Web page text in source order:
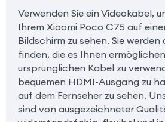
Verwenden Sie ein Videokabel,
Ihrem Xiaomi Poco C75 auf
Bildschirm zu sehen. Sie
finden, die es Ihnen
ursprünglichen Kabel zu
bequemen HDMI-Ausgang zu
auf dem Fernseher zu sehen.
sind von ausgezeichneter